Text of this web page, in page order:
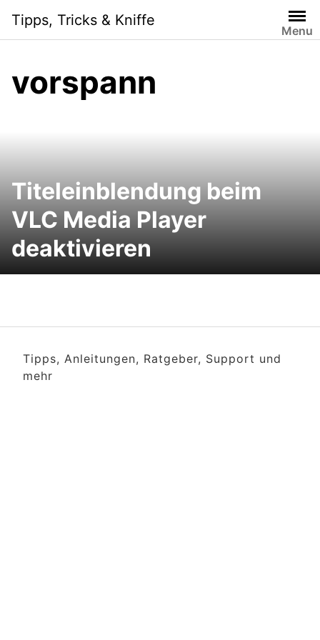
content
Tipps, Tricks & Kniffe
Menu
vorspann
Titeleinblendung beim
VLC Media Player
deaktivieren
Tipps, Anleitungen, Ratgeber, Support und
mehr